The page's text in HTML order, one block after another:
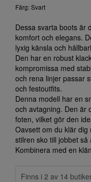
Färg: Svart
Dessa svarta boots är
komfort och elegans.
lyxig känsla och
Den har en robust
kompromissa med
och rena linjer passar
och festoutfits.
Denna modell har en
och avtagning. Den är
foten, vilket gör den
Oavsett om du klär
stilren sko till jobbet
Kombinera med en
Finns i 2 av 14